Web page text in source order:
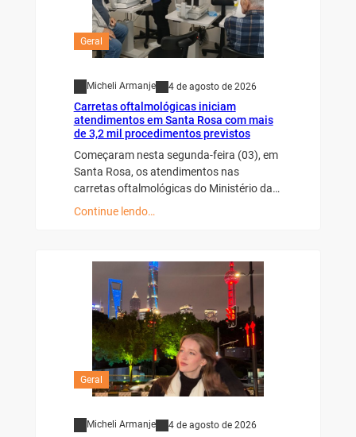
Geral
Micheli Armanje 4 de agosto de 2026
Carretas oftalmológicas iniciam
atendimentos em Santa Rosa com mais
de 3,2 mil procedimentos previstos
Começaram nesta segunda-feira (03), em
Santa Rosa, os atendimentos nas
carretas oftalmológicas do Ministério da…
Continue lendo…
Geral
Micheli Armanje 4 de agosto de 2026